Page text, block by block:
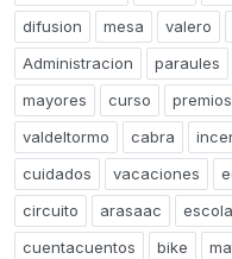
difusion
mesa valero
Administracion
paraules
mayores
curso premios
valdeltormo
cabra
cuidados
vacaciones
circuito
arasaac escola
cuentacuentos
bike